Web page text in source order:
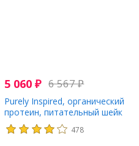
5 060₽ 6 567₽
Purely Inspired, органический
протеин, питательный шейк
на растительной основе,
восхитительный шоколад, 680
478